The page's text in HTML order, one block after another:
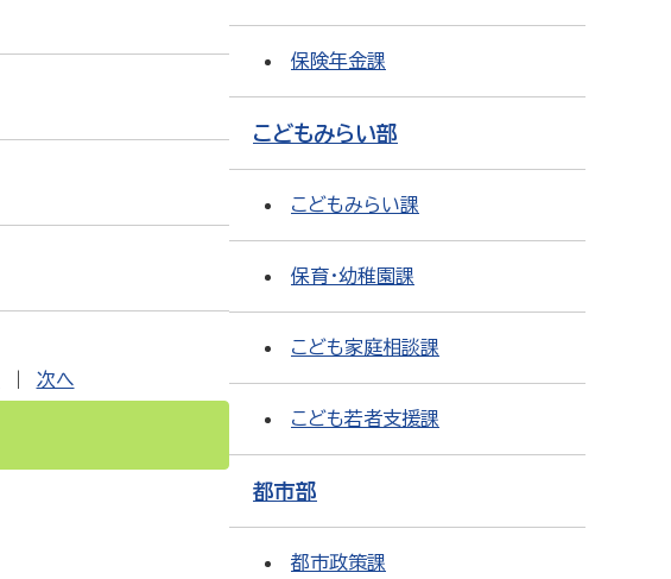
次へ
保険年金課
こどもみらい部
こどもみらい課
保育・幼稚園課
こども家庭相談課
こども若者支援課
都市部
都市政策課